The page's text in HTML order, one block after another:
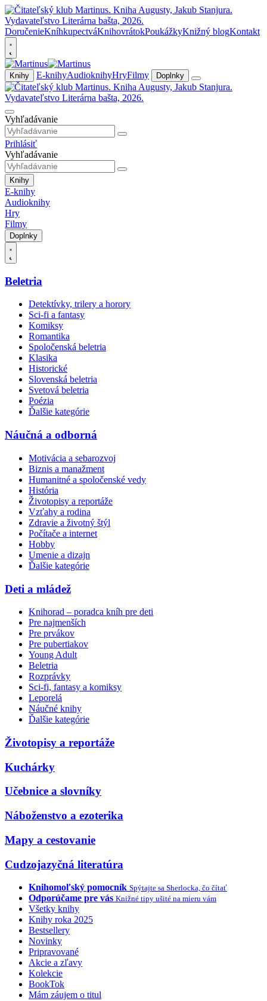
DoručenieKníhkupectváKnihovrátokPoukážkyKnižný blogKontakt
Knihy E-knihyAudioknihyHryFilmy Doplnky
Vyhľadávanie
Prihlásiť
Vyhľadávanie
Knihy
E-knihy
Audioknihy
Hry
Filmy
Doplnky
Beletria
Detektívky, trilery a horory
Sci-fi a fantasy
Komiksy
Romantika
Spoločenská beletria
Klasika
Historické
Slovenská beletria
Svetová beletria
Poézia
Ďalšie kategórie
Náučná a odborná
Motivácia a sebarozvoj
Biznis a manažment
Humanitné a spoločenské vedy
História
Životopisy a reportáže
Vzťahy a rodina
Zdravie a životný štýl
Počítače a internet
Hobby
Umenie a dizajn
Ďalšie kategórie
Deti a mládež
Knihorad – poradca kníh pre deti
Pre najmenších
Pre prvákov
Pre pubertiakov
Young Adult
Beletria
Rozprávky
Sci-fi, fantasy a komiksy
Leporelá
Náučné knihy
Ďalšie kategórie
Životopisy a reportáže
Kuchárky
Učebnice a slovníky
Náboženstvo a ezoterika
Mapy a cestovanie
Cudzojazyčná literatúra
Knihomoľský pomocník Spýtajte sa Sherlocka, čo čítať
Odporúčame pre vás Knižné tipy ušité na mieru vám
Všetky knihy
Knihy roka 2025
Bestsellery
Novinky
Pripravované
Akcie a zľavy
Kolekcie
BookTok
Mám záujem o titul